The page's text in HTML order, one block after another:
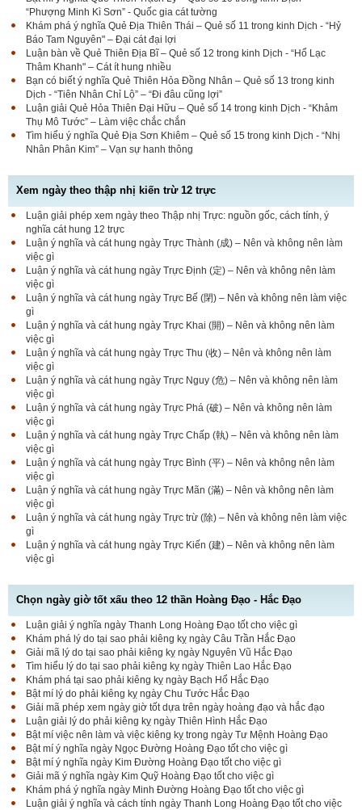
“Phượng Minh Kì Sơn” - Quốc gia cát tường
Khám phá ý nghĩa Quẻ Địa Thiên Thái – Quẻ số 11 trong kinh Dịch - “Hỷ
Báo Tam Nguyên" – Đại cát đại lợi
Luận bàn về Quẻ Thiên Địa Bĩ – Quẻ số 12 trong kinh Dịch - “Hổ Lạc
Thâm Khanh" – Cát ít hung nhiều
Bạn có biết ý nghĩa Quẻ Thiên Hỏa Đồng Nhân – Quẻ số 13 trong kinh
Dịch - “Tiên Nhân Chỉ Lộ” – “Đi đâu cũng lợi”
Luận giải Quẻ Hỏa Thiên Đại Hữu – Quẻ số 14 trong kinh Dịch - “Khảm
Thụ Mô Tước” – Làm việc chắc chắn
Tìm hiểu ý nghĩa Quẻ Địa Sơn Khiêm – Quẻ số 15 trong kinh Dịch - “Nhị
Nhân Phân Kim” – Vạn sự hanh thông
Xem ngày theo thập nhị kiến trừ 12 trực
Luận giải phép xem ngày theo Thập nhị Trực: nguồn gốc, cách tính, ý
nghĩa cát hung 12 trực
Luận ý nghĩa và cát hung ngày Trực Thành (成) – Nên và không nên làm
việc gì
Luận ý nghĩa và cát hung ngày Trực Định (定) – Nên và không nên làm
việc gì
Luận ý nghĩa và cát hung ngày Trực Bế (閉) – Nên và không nên làm việc
gì
Luận ý nghĩa và cát hung ngày Trực Khai (開) – Nên và không nên làm
việc gì
Luận ý nghĩa và cát hung ngày Trực Thu (收) – Nên và không nên làm
việc gì
Luận ý nghĩa và cát hung ngày Trực Nguy (危) – Nên và không nên làm
việc gì
Luận ý nghĩa và cát hung ngày Trực Phá (破) – Nên và không nên làm
việc gì
Luận ý nghĩa và cát hung ngày Trực Chấp (執) – Nên và không nên làm
việc gì
Luận ý nghĩa và cát hung ngày Trực Bình (平) – Nên và không nên làm
việc gì
Luận ý nghĩa và cát hung ngày Trực Mãn (滿) – Nên và không nên làm
việc gì
Luận ý nghĩa và cát hung ngày Trực trừ (除) – Nên và không nên làm việc
gì
Luận ý nghĩa và cát hung ngày Trực Kiến (建) – Nên và không nên làm
việc gì
Chọn ngày giờ tốt xấu theo 12 thần Hoàng Đạo - Hắc Đạo
Luận giải ý nghĩa ngày Thanh Long Hoàng Đạo tốt cho việc gì
Khám phá lý do tại sao phải kiêng kỵ ngày Câu Trần Hắc Đạo
Giải mã lý do tại sao phải kiêng kỵ ngày Nguyên Vũ Hắc Đạo
Tìm hiểu lý do tại sao phải kiêng kỵ ngày Thiên Lao Hắc Đạo
Khám phá tại sao phải kiêng kỵ ngày Bạch Hổ Hắc Đạo
Bật mí lý do phải kiêng kỵ ngày Chu Tước Hắc Đạo
Giải mã phép xem ngày giờ tốt dựa trên ngày hoàng đạo và hắc đạo
Luận giải lý do phải kiêng kỵ ngày Thiên Hình Hắc Đạo
Bật mí việc nên làm và việc kiêng kỵ trong ngày Tư Mệnh Hoàng Đạo
Bật mí ý nghĩa ngày Ngọc Đường Hoàng Đạo tốt cho việc gì
Bật mí ý nghĩa ngày Kim Đường Hoàng Đạo tốt cho việc gì
Giải mã ý nghĩa ngày Kim Quỹ Hoàng Đạo tốt cho việc gì
Khám phá ý nghĩa ngày Minh Đường Hoàng Đạo tốt cho việc gì
Luận giải ý nghĩa và cách tính ngày Thanh Long Hoàng Đạo tốt cho việc
Luận bàn Sao Phòng tốt hay xấu – Tính chất và ý
nghĩa Phòng Nhật Thố
Bật mí Sao Đê tốt hay xấu – Tính chất và ý nghĩa
Đê Thổ Lạc
Giải mã Sao Cang tốt hay xấu – Tính chất và ý
nghĩa Cang Kim long